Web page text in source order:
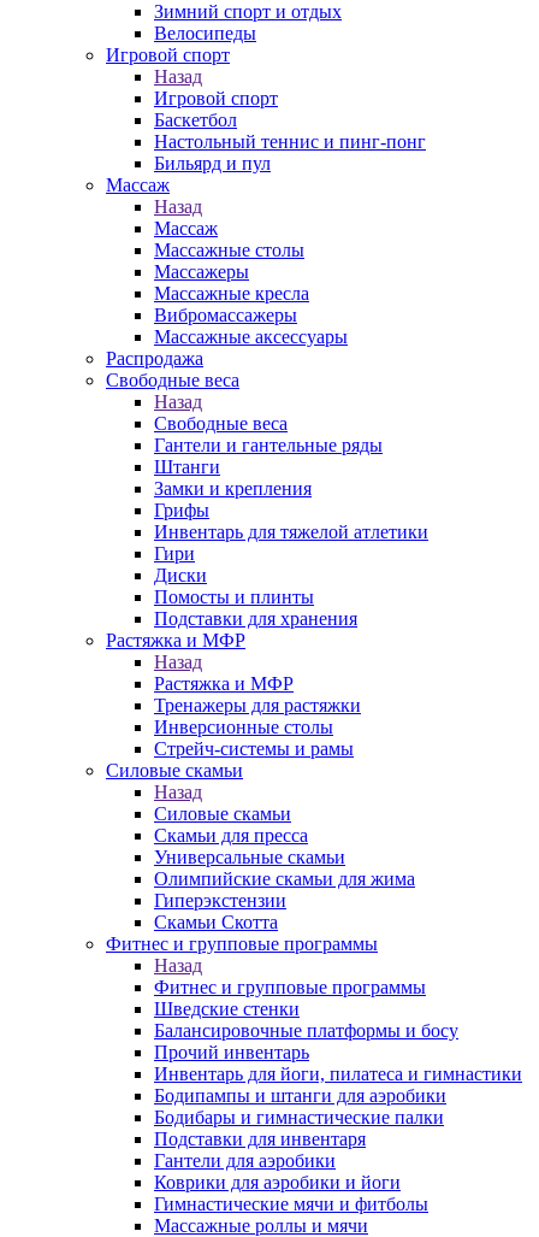
Зимний спорт и отдых
Велосипеды
Игровой спорт
Назад
Игровой спорт
Баскетбол
Настольный теннис и пинг-понг
Бильярд и пул
Массаж
Назад
Массаж
Массажные столы
Массажеры
Массажные кресла
Вибромассажеры
Массажные аксессуары
Распродажа
Свободные веса
Назад
Свободные веса
Гантели и гантельные ряды
Штанги
Замки и крепления
Грифы
Инвентарь для тяжелой атлетики
Гири
Диски
Помосты и плинты
Подставки для хранения
Растяжка и МФР
Назад
Растяжка и МФР
Тренажеры для растяжки
Инверсионные столы
Стрейч-системы и рамы
Силовые скамьи
Назад
Силовые скамьи
Скамьи для пресса
Универсальные скамьи
Олимпийские скамьи для жима
Гиперэкстензии
Скамьи Скотта
Фитнес и групповые программы
Назад
Фитнес и групповые программы
Шведские стенки
Балансировочные платформы и босу
Прочий инвентарь
Инвентарь для йоги, пилатеса и гимнастики
Бодипампы и штанги для аэробики
Бодибары и гимнастические палки
Подставки для инвентаря
Гантели для аэробики
Коврики для аэробики и йоги
Гимнастические мячи и фитболы
Массажные роллы и мячи